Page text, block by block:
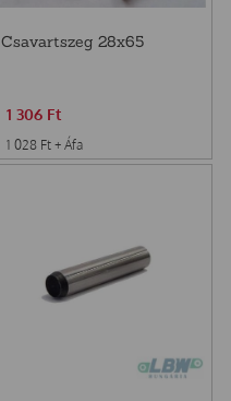
Csavartszeg 28x65
1 306 Ft
1 028 Ft + Áfa